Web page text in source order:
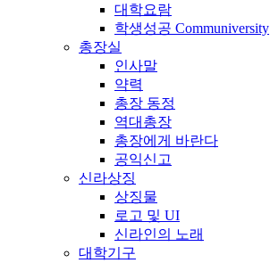
대학요람
학생성공 Communiversity
총장실
인사말
약력
총장 동정
역대총장
총장에게 바란다
공익신고
신라상징
상징물
로고 및 UI
신라인의 노래
대학기구